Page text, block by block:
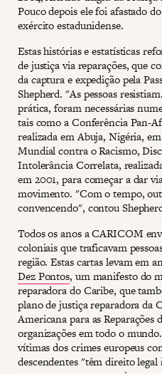
Pouco depois ele foi afastado
exército estadunidense.
Estas histórias e estatísticas
de justiça via reparações, que
da captura e expedição pela
Shepherd. "As pessoas
prática, foram necessárias
tais como a Conferência Pan-
realizada em Abuja, Nigéria,
Mundial contra o Racismo,
Intolerância Correlata,
em 2001, para começar a dar
movimento. "Com o tempo,
convencendo", contou
Todos os anos a CARICOM
coloniais que traficavam
região. Estas cartas levam em
Dez Pontos, um manifesto do
reparadora do Caribe, que
plano de justiça reparadora da
Americana para as Reparações
organizações em todo o
vítimas dos crimes europeus
descendentes "têm direito legal